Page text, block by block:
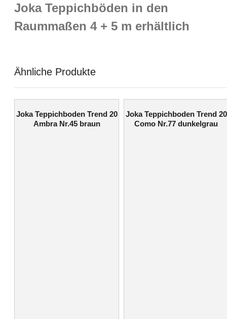
Joka Teppichböden in den
Raummaßen 4 + 5 m erhältlich
Ähnliche Produkte
Joka Teppichboden Trend 20
Ambra Nr.45 braun
Joka Teppichboden Trend 20
Como Nr.77 dunkelgrau